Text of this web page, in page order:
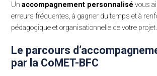
Unaccompagnement personnalisé vous
erreurs fréquentes, à gagner du temps et à
pédagogique et organisationnelle de votre projet.
Le parcours
par la CoMET-BFC